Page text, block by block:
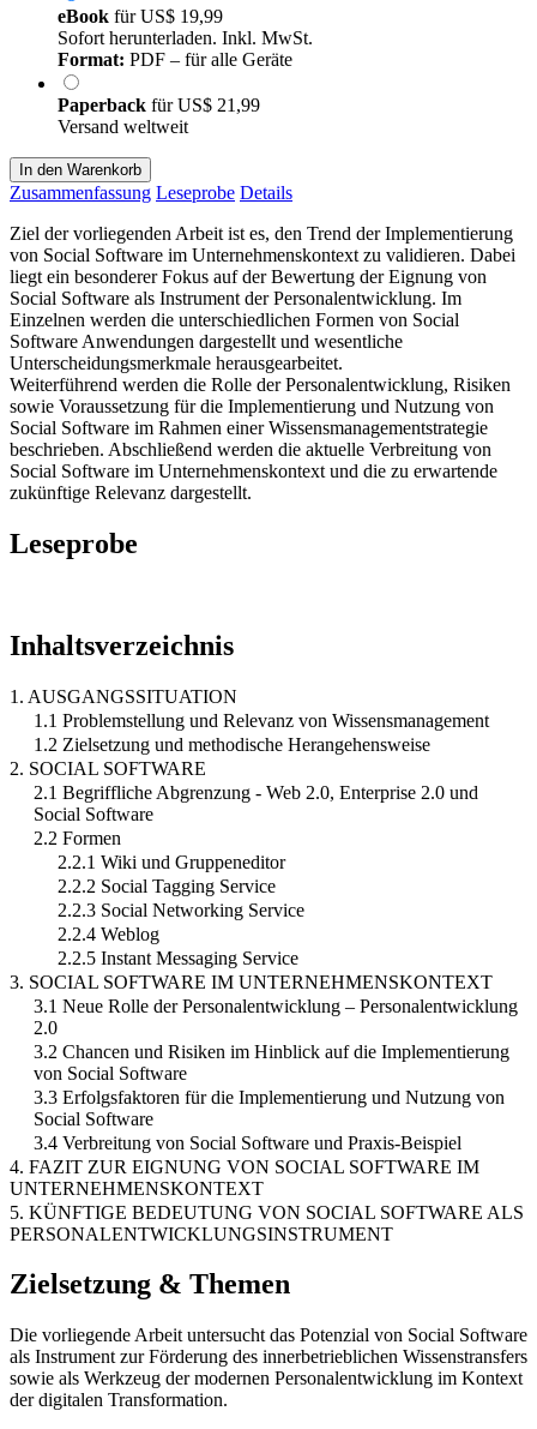
eBook fürUS$ 19,99
Sofort herunterladen. Inkl. MwSt.
Format: PDF – für alle Geräte
Paperback fürUS$ 21,99
Versand weltweit
In den Warenkorb
Zusammenfassung Leseprobe Details
Ziel der vorliegenden Arbeit ist es, den Trend der Implementierung
von Social Software im Unternehmenskontext zu validieren. Dabei
liegt ein besonderer Fokus auf der Bewertung der Eignung von
Social Software als Instrument der Personalentwicklung. Im
Einzelnen werden die unterschiedlichen Formen von Social
Software Anwendungen dargestellt und wesentliche
Unterscheidungsmerkmale herausgearbeitet.
Weiterführend werden die Rolle der Personalentwicklung, Risiken
sowie Voraussetzung für die Implementierung und Nutzung von
Social Software im Rahmen einer Wissensmanagementstrategie
beschrieben. Abschließend werden die aktuelle Verbreitung von
Social Software im Unternehmenskontext und die zu erwartende
zukünftige Relevanz dargestellt.
Leseprobe
Inhaltsverzeichnis
1. AUSGANGSSITUATION
1.1 Problemstellung und Relevanz von Wissensmanagement
1.2 Zielsetzung und methodische Herangehensweise
2. SOCIAL SOFTWARE
2.1 Begriffliche Abgrenzung - Web 2.0, Enterprise 2.0 und
Social Software
2.2 Formen
2.2.1 Wiki und Gruppeneditor
2.2.2 Social Tagging Service
2.2.3 Social Networking Service
2.2.4 Weblog
2.2.5 Instant Messaging Service
3. SOCIAL SOFTWARE IM UNTERNEHMENSKONTEXT
3.1 Neue Rolle der Personalentwicklung – Personalentwicklung
2.0
3.2 Chancen und Risiken im Hinblick auf die Implementierung
von Social Software
3.3 Erfolgsfaktoren für die Implementierung und Nutzung von
Social Software
3.4 Verbreitung von Social Software und Praxis-Beispiel
4. FAZIT ZUR EIGNUNG VON SOCIAL SOFTWARE IM
UNTERNEHMENSKONTEXT
5. KÜNFTIGE BEDEUTUNG VON SOCIAL SOFTWARE ALS
PERSONALENTWICKLUNGSINSTRUMENT
Zielsetzung & Themen
Die vorliegende Arbeit untersucht das Potenzial von Social Software
als Instrument zur Förderung des innerbetrieblichen Wissenstransfers
sowie als Werkzeug der modernen Personalentwicklung im Kontext
der digitalen Transformation.